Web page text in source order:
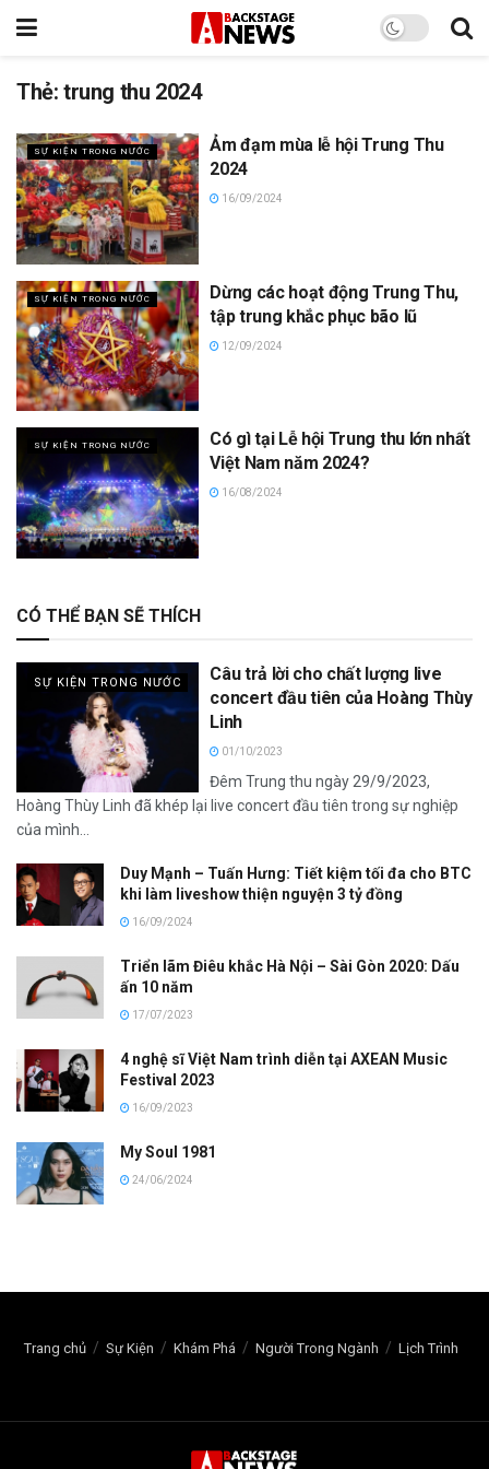
Thẻ:trung thu 2024
SỰ KIỆN TRONG NƯỚC
Ảm đạm mùa lễ hội Trung Thu
2024
16/09/2024
SỰ KIỆN TRONG NƯỚC
Dừng các hoạt động Trung Thu,
tập trung khắc phục bão lũ
12/09/2024
SỰ KIỆN TRONG NƯỚC
Có gì tại Lễ hội Trung thu lớn nhất
Việt Nam năm 2024?
16/08/2024
CÓ THỂ BẠN SẼ THÍCH
SỰ KIỆN TRONG NƯỚC
Câu trả lời cho chất lượng live
concert đầu tiên của Hoàng Thùy
Linh
01/10/2023
Đêm Trung thu ngày 29/9/2023,
Hoàng Thùy Linh đã khép lại live concert đầu tiên trong sự nghiệp
của mình...
Duy Mạnh – Tuấn Hưng: Tiết kiệm tối đa cho BTC
khi làm liveshow thiện nguyện 3 tỷ đồng
16/09/2024
Triển lãm Điêu khắc Hà Nội – Sài Gòn 2020: Dấu
ấn 10 năm
17/07/2023
4 nghệ sĩ Việt Nam trình diễn tại AXEAN Music
Festival 2023
16/09/2023
My Soul 1981
24/06/2024
Trang chủ Sự Kiện Khám Phá Người Trong Ngành Lịch Trình